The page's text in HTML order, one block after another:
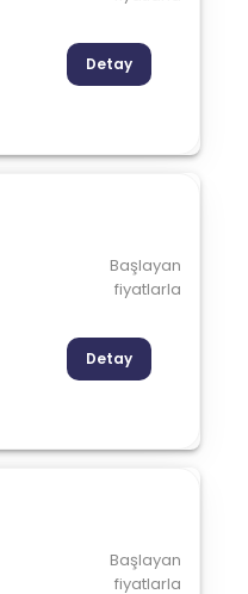
Detay
Başlayan
fiyatlarla
Detay
Başlayan
fiyatlarla